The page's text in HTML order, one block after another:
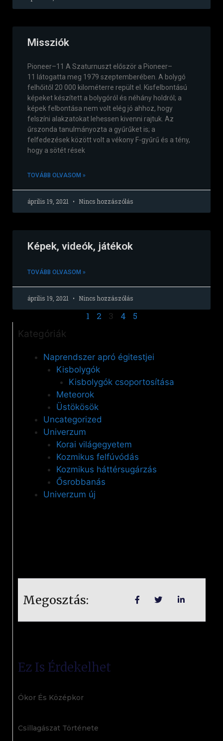
Missziók
Pioneer–11 A Szaturnuszt először a Pioneer–
11 látogatta meg 1979 szeptemberében. A bolygó
felhőitől 20 000 kilométerre repült el. Kisfelbontású
képeket készített a bolygóról és néhány holdról; a
képek felbontása nem volt elég jó ahhoz, hogy
felszíni alakzatokat lehessen kivenni rajtuk. Az
űrszonda tanulmányozta a gyűrűket is; a
felfedezések között volt a vékony F-gyűrű és a tény,
hogy a sötét rések
TOVÁBB OLVASOM »
április 19, 2021 Nincs hozzászólás
Képek, videók, játékok
TOVÁBB OLVASOM »
április 19, 2021 Nincs hozzászólás
1 2 3 4
5
Kategóriák
Naprendszer apró égitestjei
Kisbolygók
Kisbolygók csoportosítása
Meteorok
Üstökösök
Uncategorized
Univerzum
Korai világegyetem
Kozmikus felfúvódás
Kozmikus háttérsugárzás
Ősrobbanás
Univerzum új
Megosztás:
Ez Is Érdekelhet
Ókor És Középkor
Csillagászat Története